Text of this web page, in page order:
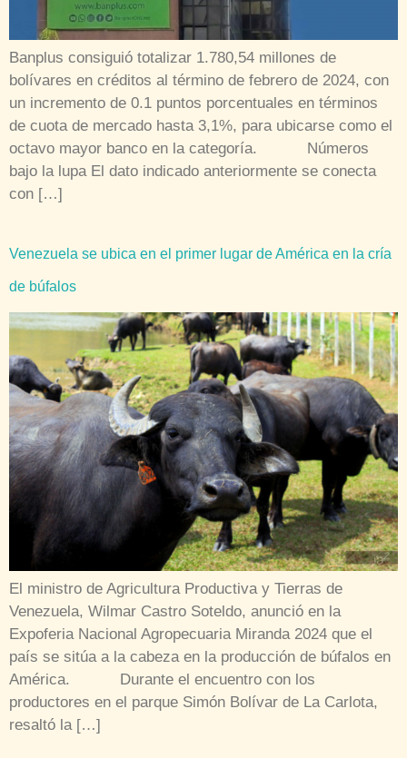
Banplus consiguió totalizar 1.780,54 millones de
bolívares en créditos al término de febrero de 2024, con
un incremento de 0.1 puntos porcentuales en términos
de cuota de mercado hasta 3,1%, para ubicarse como el
octavo mayor banco en la categoría. Números
bajo la lupa El dato indicado anteriormente se conecta
con […]
Venezuela se ubica en el primer lugar de América en la cría
de búfalos
El ministro de Agricultura Productiva y Tierras de
Venezuela, Wilmar Castro Soteldo, anunció en la
Expoferia Nacional Agropecuaria Miranda 2024 que el
país se sitúa a la cabeza en la producción de búfalos en
América. Durante el encuentro con los
productores en el parque Simón Bolívar de La Carlota,
resaltó la […]